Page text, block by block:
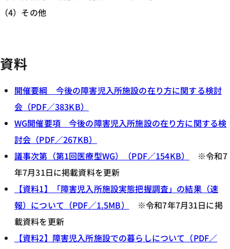
（4）その他
資料
開催要綱 今後の障害児入所施設の在り方に関する検討
会（PDF／383KB）
WG開催要項 今後の障害児入所施設の在り方に関する検
討会（PDF／267KB）
議事次第（第1回医療型WG）（PDF／154KB）
※令和7
年7月31日に掲載資料を更新
【資料1】「障害児入所施設実態把握調査」の結果（速
報）について（PDF／1.5MB）
※令和7年7月31日に掲
載資料を更新
【資料2】障害児入所施設での暮らしについて（PDF／